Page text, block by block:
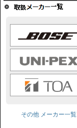
その他 メーカー一覧